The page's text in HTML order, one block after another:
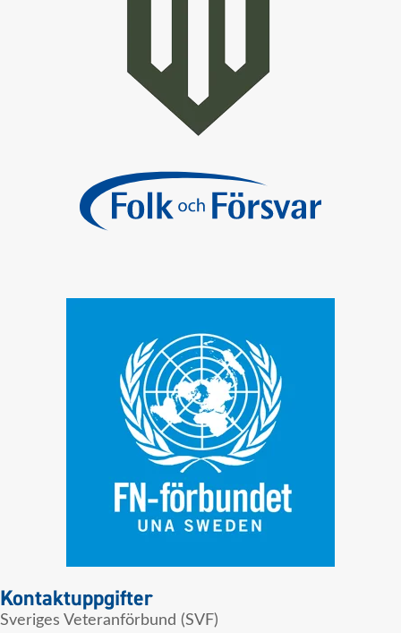
Kontaktuppgifter
Sveriges Veteranförbund (SVF)